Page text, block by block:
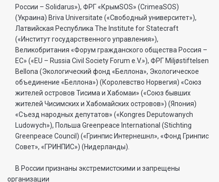
России – Solidarus»), ФРГ «КрымSOS» (CrimeaSOS)
(Украина) Briva Universitate («Свободный университет»),
Латвийская Республика The Institute for Statecraft
(«Институт государственного управления»),
Великобритания «Форум гражданского общества Россия –
ЕС» («EU – Russia Civil Society Forum e.V.»), ФРГ Miljøstiftelsen
Bellona (Экологический фонд «Беллона», Экологическое
объединение «Беллона») (Королевство Норвегия) «Союз
жителей островов Тисима и Хабомаи» («Союз бывших
жителей Чисимских и Хабомайских островов») (Япония)
«Съезд народных депутатов» («Kongres Deputowanych
Ludowych»), Польша Greenpeace International (Stichting
Greenpeace Council) («Гринпис Интернешнл», «Фонд Гринпис
Совет», «ГРИНПИС») (Нидерланды).
В России признаны экстремистскими и запрещены
организации